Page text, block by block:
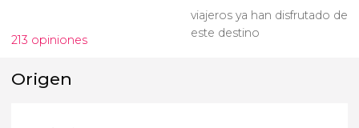
213 opiniones
viajeros ya han disfrutado de
este destino
Origen